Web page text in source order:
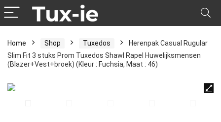
Home Shop Tuxedos
Herenpak Casual Rugular
Slim Fit 3 stuks Prom Tuxedos Shawl Rapel Huwelijksmensen
(Blazer+Vest+broek) (Kleur : Fuchsia, Maat : 46)